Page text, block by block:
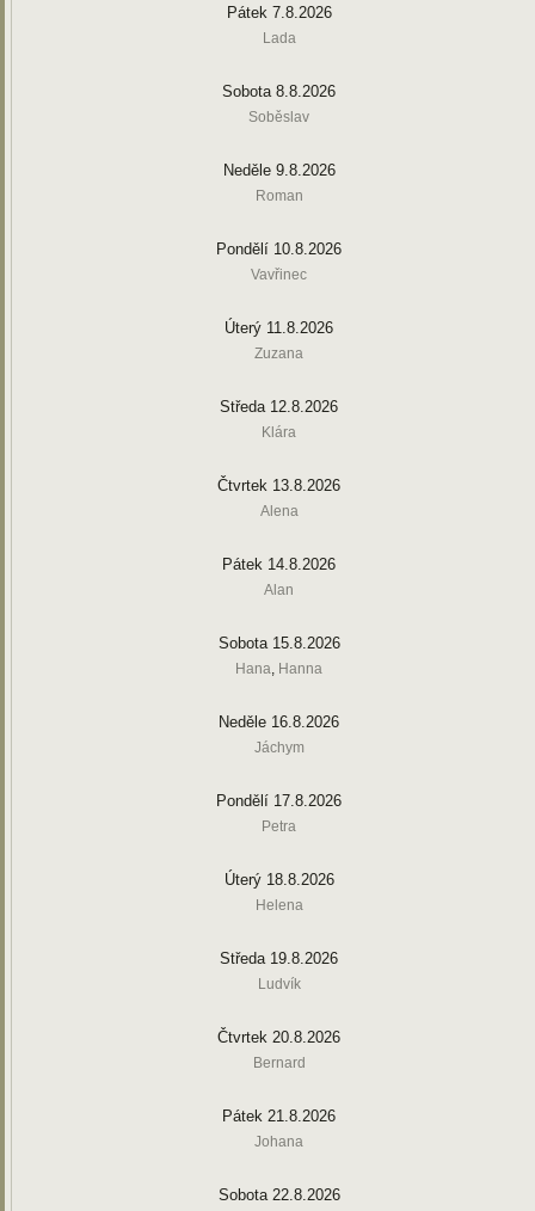
Pátek 7.8.2026
Lada
Sobota 8.8.2026
Soběslav
Neděle 9.8.2026
Roman
Pondělí 10.8.2026
Vavřinec
Úterý 11.8.2026
Zuzana
Středa 12.8.2026
Klára
Čtvrtek 13.8.2026
Alena
Pátek 14.8.2026
Alan
Sobota 15.8.2026
Hana, Hanna
Neděle 16.8.2026
Jáchym
Pondělí 17.8.2026
Petra
Úterý 18.8.2026
Helena
Středa 19.8.2026
Ludvík
Čtvrtek 20.8.2026
Bernard
Pátek 21.8.2026
Johana
Sobota 22.8.2026